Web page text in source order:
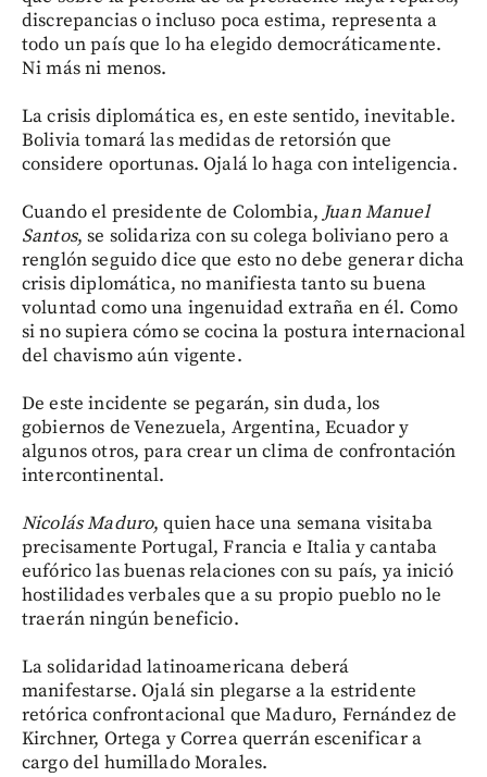
discrepancias o incluso poca estima, representa a
todo un país que lo ha elegido democráticamente.
Ni más ni menos.
La crisis diplomática es, en este sentido, inevitable.
Bolivia tomará las medidas de retorsión que
considere oportunas. Ojalá lo haga con inteligencia.
Cuando el presidente de Colombia, Juan Manuel
Santos, se solidariza con su colega boliviano pero a
renglón seguido dice que esto no debe generar dicha
crisis diplomática, no manifiesta tanto su buena
voluntad como una ingenuidad extraña en él. Como
si no supiera cómo se cocina la postura internacional
del chavismo aún vigente.
De este incidente se pegarán, sin duda, los
gobiernos de Venezuela, Argentina, Ecuador y
algunos otros, para crear un clima de confrontación
intercontinental.
Nicolás Maduro, quien hace una semana visitaba
precisamente Portugal, Francia e Italia y cantaba
eufórico las buenas relaciones con su país, ya inició
hostilidades verbales que a su propio pueblo no le
traerán ningún beneficio.
La solidaridad latinoamericana deberá
manifestarse. Ojalá sin plegarse a la estridente
retórica confrontacional que Maduro, Fernández de
Kirchner, Ortega y Correa querrán escenificar a
cargo del humillado Morales.